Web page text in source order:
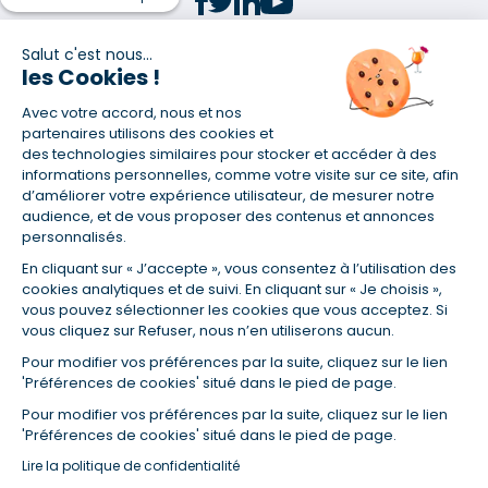
Salut c'est nous...
les Cookies !
Avec votre accord, nous et nos
partenaires utilisons des cookies et
des technologies similaires pour stocker et accéder à des
informations personnelles, comme votre visite sur ce site, afin
d’améliorer votre expérience utilisateur, de mesurer notre
audience, et de vous proposer des contenus et annonces
personnalisés.
En cliquant sur « J’accepte », vous consentez à l’utilisation des
cookies analytiques et de suivi. En cliquant sur « Je choisis »,
vous pouvez sélectionner les cookies que vous acceptez. Si
vous cliquez sur Refuser, nous n’en utiliserons aucun.
Pour modifier vos préférences par la suite, cliquez sur le lien
'Préférences de cookies' situé dans le pied de page.
Pour modifier vos préférences par la suite, cliquez sur le lien
'Préférences de cookies' situé dans le pied de page.
Lire la politique de confidentialité
(1) Taux fixe national hors assurance et selon votre profil
(2) Économie de 65 % pour l'assurance d'un prêt amortissable de 330
457,23 € à 0,90 % sur 19,5 ans, accordé à un salarié non cadre assuré à
100 % (décès, PTIA, IPP, ITT, IPP) âgé de 36 ans fumeur et une personne
salariée non cadre assurée à 100 % (décès, PTIA, IPP, ITT, IPP) âgée de 35
ans et non-fumeur, tous deux sans risque médical connu. Au
14/07/2019, coût de l'assurance proposée par la banque 179,08 €/mois
en moyenne contre 64,60 €/mois en moyenne au 14/07/2022 avec
Empruntis.com (TAEA : 0,44 %, coût total de l'assurance : 15 117,65 €).
(3) Taux minimum pour un crédit consommation d'un montant fixé entre
5 000 et 20 000 euros, selon profil et durée.
(4) La diminution du montant des mensualités entraîne l'allongement
de la durée de remboursement ainsi que la hausse du coût total du
(5) Banques de réseau, mutualistes, spécialisées, directions
régionales, organismes de crédit selon votre profil et votre demande.
Mutuelles, compagnies et courtiers d'assurances. Selon votre profil et
votre demande.
régionales, organismes de crédit, selon votre profil et votre demande.